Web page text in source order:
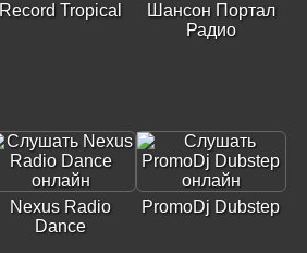
Record Tropical
Шансон Портал
Радио
Nexus Radio
Dance
PromoDj Dubstep